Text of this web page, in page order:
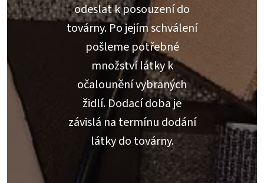
odeslat k posouzení do
továrny. Po jejím schválení
pošleme potřebné
množství látky k
očalounění vybraných
židlí. Dodací doba je
závislá na termínu dodání
látky do továrny.